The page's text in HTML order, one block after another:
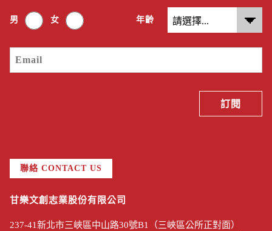
男 女 年齡
聯絡 CONTACT US
甘樂文創志業股份有限公司
237-41新北市三峽區中山路30號B1（三峽區公所正對面）